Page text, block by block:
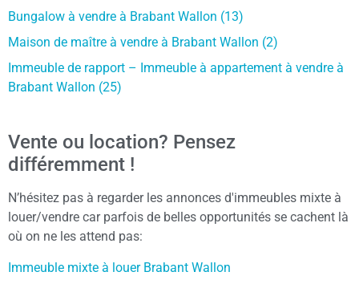
Bungalow à vendre à Brabant Wallon (13)
Maison de maître à vendre à Brabant Wallon (2)
Immeuble de rapport – Immeuble à appartement à vendre à
Brabant Wallon (25)
Vente ou location? Pensez
différemment !
N’hésitez pas à regarder les annonces d'immeubles mixte à
louer/vendre car parfois de belles opportunités se cachent là
où on ne les attend pas:
Immeuble mixte à louer Brabant Wallon